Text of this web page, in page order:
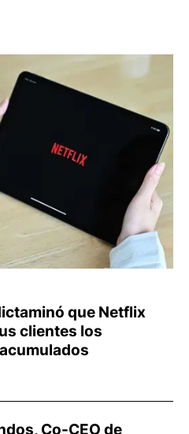
que Netflix
clientes los
Co-CEO de